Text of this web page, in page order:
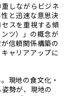
しながらビジネ
と迅速な意思決
スを重視する傾
ツ）」の概念が
信頼関係構築の
ャリアアップに
現地の食文化・
勢が、現地の